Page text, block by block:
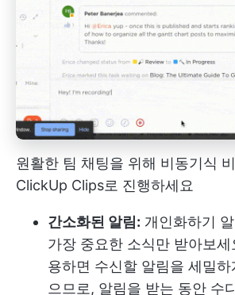
원활한 팀 채팅을 위해 비동기식
ClickUp Clips로 진행하세요
간소화된 알림: 개인화하기
가장 중요한 소식만 받아보
용하면 수신할 알림을 세밀
으므로, 알림을 받는 동안 수